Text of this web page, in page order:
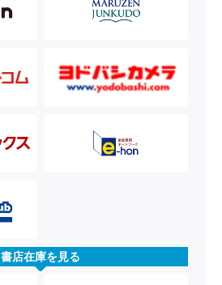
書店在庫を見る